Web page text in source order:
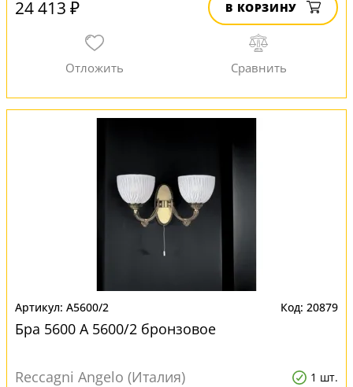
24 413 ₽ В КОРЗИНУ
A5600/2 20879
Бра 5600 A 5600/2 бронзовое
Reccagni Angelo (Италия) 1 шт.